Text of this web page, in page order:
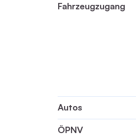
Fahrzeugzugang
Autos
ÖPNV